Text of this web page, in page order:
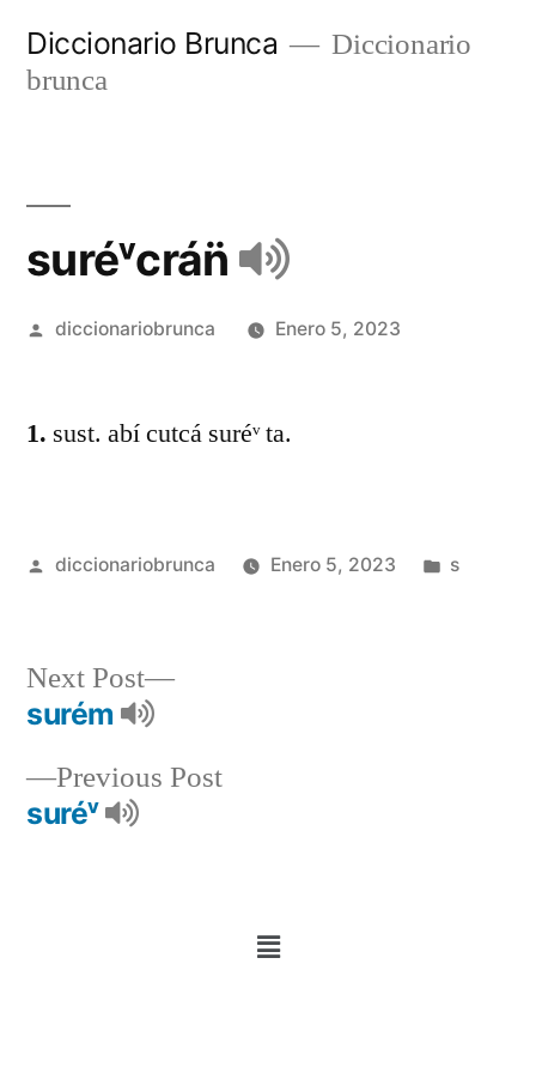
Diccionario Brunca
Diccionario
brunca
suréᵛcrán̈
diccionariobrunca Enero 5, 2023
1. sust. abí cutcá suréᵛ ta.
diccionariobrunca Enero 5, 2023 s
Previous Post
suréᵛ
Next Post
surém